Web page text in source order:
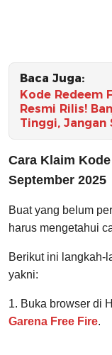
Baca Juga:
Kode Redeem
Resmi Rilis!
Tinggi, Jangan
Cara Klaim
September 2025
Buat yang belum
harus mengetahui
Berikut ini langkah-
yakni:
1. Buka browser di
Garena Free Fire.